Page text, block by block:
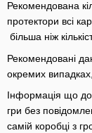
Рекомендована
протектори всі
більша ніж
Рекомендовані
окремих
Інформація що до
гри без
самій коробці з